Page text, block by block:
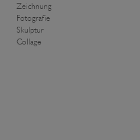
Zeichnung
Fotografie
Skulptur
Collage